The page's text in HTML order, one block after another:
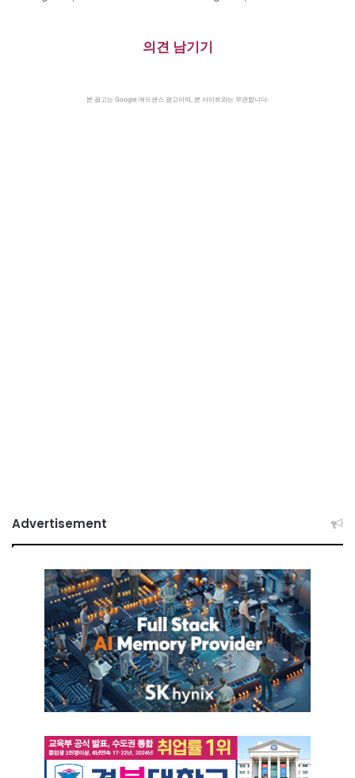
의견 남기기
본 광고는 Google 애드센스 광고이며, 본 사이트와는 무관합니다.
Advertisement